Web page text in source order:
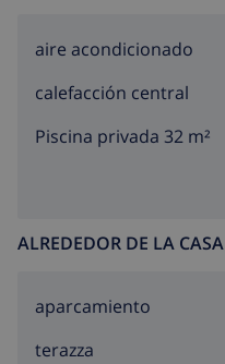
aire acondicionado
calefacción central
Piscina privada 32 m²
ALREDEDOR DE LA CASA
aparcamiento
terazza